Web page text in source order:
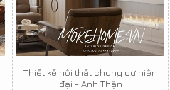
Thiết kế nội thất chung cư hiện
đại - Anh Thận